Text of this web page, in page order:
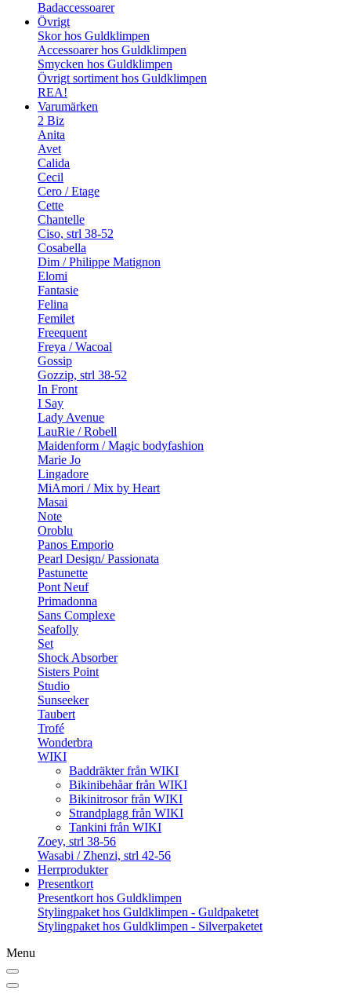
Badaccessoarer
Övrigt
Skor hos Guldklimpen
Accessoarer hos Guldklimpen
Smycken hos Guldklimpen
Övrigt sortiment hos Guldklimpen
REA!
Varumärken
2 Biz
Anita
Avet
Calida
Cecil
Cero / Etage
Cette
Chantelle
Ciso, strl 38-52
Cosabella
Dim / Philippe Matignon
Elomi
Fantasie
Felina
Femilet
Freequent
Freya / Wacoal
Gossip
Gozzip, strl 38-52
In Front
I Say
Lady Avenue
LauRie / Robell
Maidenform / Magic bodyfashion
Marie Jo
Lingadore
MiAmori / Mix by Heart
Masai
Note
Oroblu
Panos Emporio
Pearl Design/ Passionata
Pastunette
Pont Neuf
Primadonna
Sans Complexe
Seafolly
Set
Shock Absorber
Sisters Point
Studio
Sunseeker
Taubert
Trofé
Wonderbra
WIKI
Baddräkter från WIKI
Bikinibehåar från WIKI
Bikinitrosor från WIKI
Strandplagg från WIKI
Tankini från WIKI
Zoey, strl 38-56
Wasabi / Zhenzi, strl 42-56
Herrprodukter
Presentkort
Presentkort hos Guldklimpen
Stylingpaket hos Guldklimpen - Guldpaketet
Stylingpaket hos Guldklimpen - Silverpaketet
Menu